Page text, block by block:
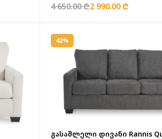
4 650.00 ₾2 990.00 ₾
42%
გასაშლელი დივანი Rannis